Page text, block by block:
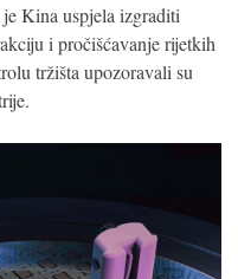
Kina uspjela izgraditi
i pročišćavanje rijetkih
tržišta upozoravali su